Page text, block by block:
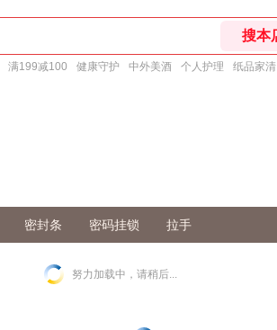
满199减100 健康守护 中外美酒 个人护理 纸品家清
密封条 密码挂锁 拉手
努力加载中，请稍后...